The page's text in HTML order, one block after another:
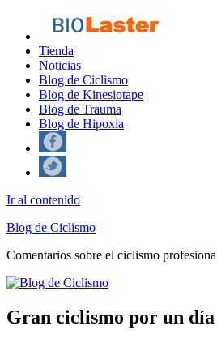
Tienda
Noticias
Blog de Ciclismo
Blog de Kinesiotape
Blog de Trauma
Blog de Hipoxia
Ir al contenido
Blog de Ciclismo
Comentarios sobre el ciclismo
Gran ciclismo por un